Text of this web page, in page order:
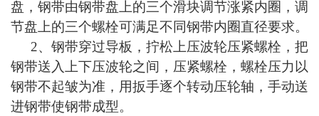
盘，钢带由钢带盘上的三个滑块调节涨紧内圈，调
节盘上的三个螺栓可满足不同钢带内圈直径要求。
2、钢带穿过导板，拧松上压波轮压紧螺栓，把
钢带送入上下压波轮之间，压紧螺栓，螺栓压力以
钢带不起皱为准，用扳手逐个转动压轮轴，手动送
进钢带使钢带成型。